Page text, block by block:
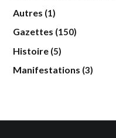
Autres (1)
Gazettes (150)
Histoire (5)
Manifestations (3)